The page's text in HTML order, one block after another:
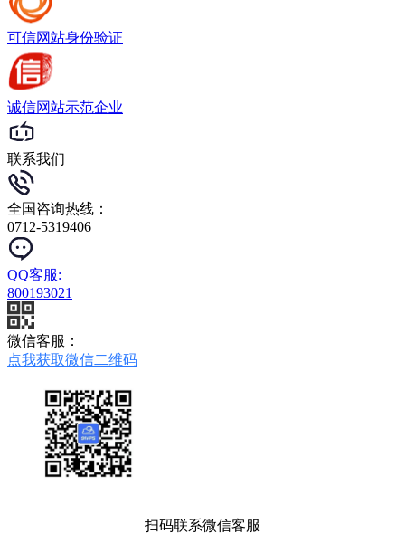
可信网站身份验证
诚信网站示范企业
联系我们
全国咨询热线：
0712-5319406
QQ客服:
800193021
微信客服：
点我获取微信二维码
扫码联系微信客服